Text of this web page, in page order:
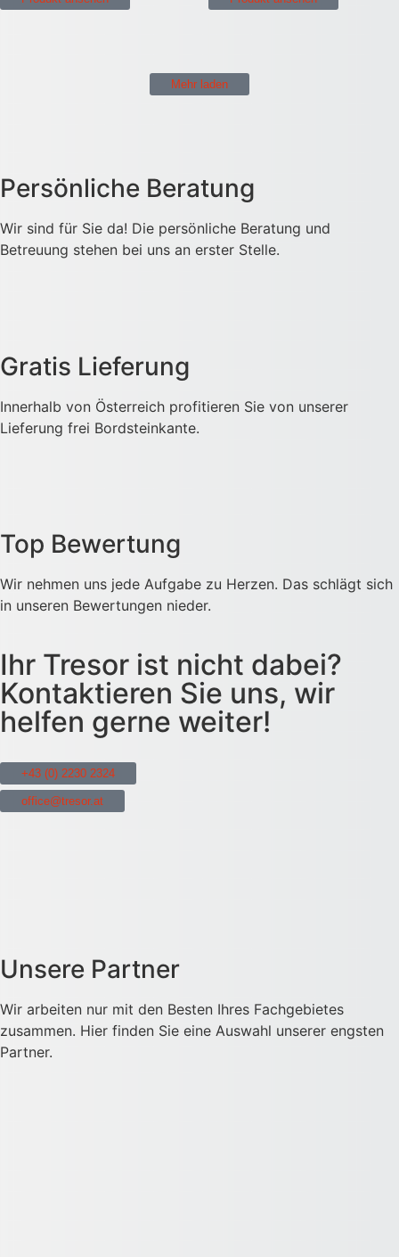
Mehr laden
Persönliche Beratung
Wir sind für Sie da! Die persönliche Beratung und
Betreuung stehen bei uns an erster Stelle.
Gratis Lieferung
Innerhalb von Österreich profitieren Sie von unserer
Lieferung frei Bordsteinkante.
Top Bewertung
Wir nehmen uns jede Aufgabe zu Herzen. Das schlägt sich
in unseren Bewertungen nieder.
Ihr Tresor ist nicht dabei?
Kontaktieren Sie uns, wir
helfen gerne weiter!
+43 (0) 2230 2324
office@tresor.at
Unsere Partner
Wir arbeiten nur mit den Besten Ihres Fachgebietes
zusammen. Hier finden Sie eine Auswahl unserer engsten
Partner.